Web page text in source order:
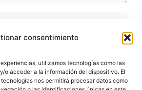
consentimiento
utilizamos tecnologías como las
o acceder a la información del dispositivo. El
nos permitirá procesar datos como